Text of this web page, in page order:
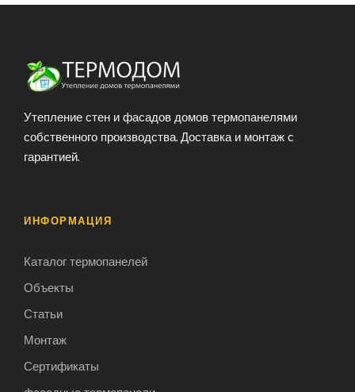
Утепление стен и фасадов домов термопанелями
собственного производства. Доставка и монтаж с
гарантией.
ИНФОРМАЦИЯ
Каталог термопанелей
Объекты
Статьи
Монтаж
Сертификаты